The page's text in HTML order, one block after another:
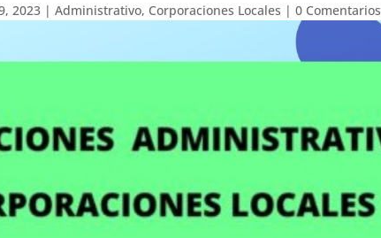
2023| Administrativo, Corporaciones Locales | 0 Comentarios